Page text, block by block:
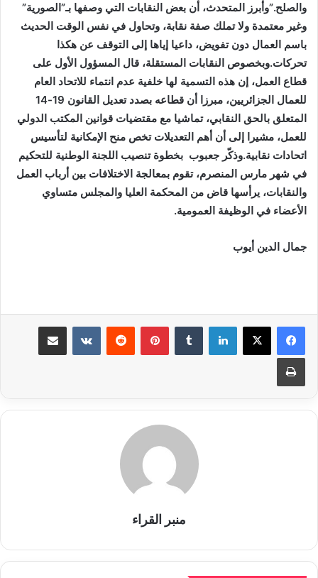
والصلح.”وأبرز المتحدث، أن بعض النقابات التي وصفها بـ”الصورية”
وغير معتمدة ولا تملك صفة نقابة، وتحاول في نفس الوقت الحديث
باسم العمال دون تفويض، داعيا إياها إلى التوقف عن هكذا
تحركات.وبخصوص النقابات المستقلة، قال المسؤول الأول على
قطاع العمل، إن هذه التسمية لها خلفية عدم انتماء للاتحاد العام
للعمال الجزائريين، مبرزا أن قطاعه بصدد تعديل القانون 19-14
المتعلق بالحق النقابي، تماشيا مع مقتضيات قوانين المكتب الدولي
للعمل، مشيرا إلى أن أهم التعديلات تخص منح الإمكانية لتأسيس
اتحادات نقابية.وذكّر جعبوب بخطوة تنصيب اللجنة الوطنية للتحكيم
في شهر مارس المنصرم، تقوم بمعالجة الاختلافات بين أرباب العمل
والنقابات، يرأسها قاض من المحكمة العليا والمجلس متساوي
الأعضاء في الوظيفة العمومية.
جمال الدين أيوب
لينكدإن بينتيريست
طباعة
منبر القراء